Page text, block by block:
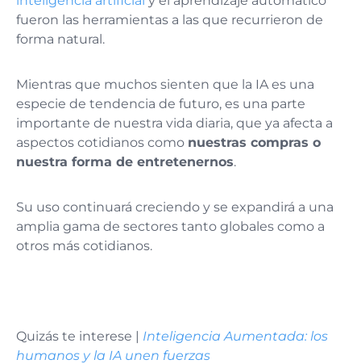
fueron las herramientas a las que recurrieron de
forma natural.
Mientras que muchos sienten que la IA es una
especie de tendencia de futuro, es una parte
importante de nuestra vida diaria, que ya afecta a
aspectos cotidianos como nuestras compras o
nuestra forma de entretenernos.
Su uso continuará creciendo y se expandirá a una
amplia gama de sectores tanto globales como a
otros más cotidianos.
Quizás te interese | Inteligencia Aumentada: los
humanos y la IA unen fuerzas